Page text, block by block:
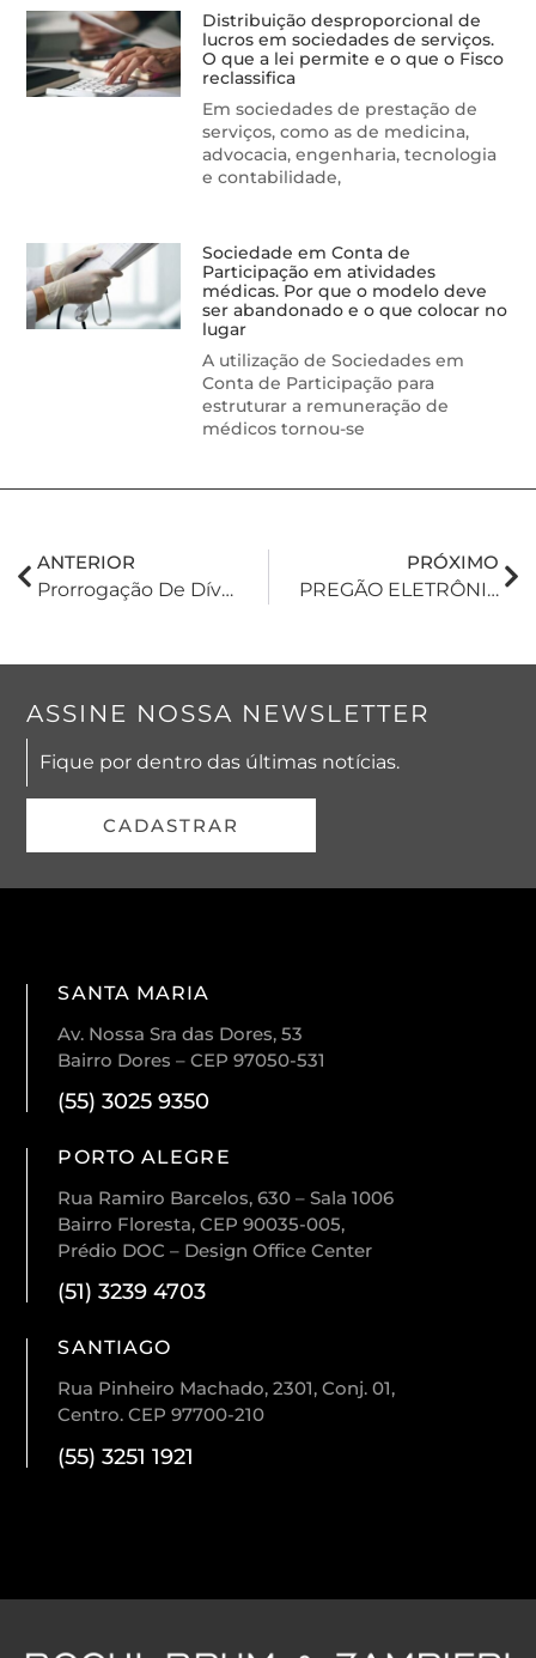
Distribuição desproporcional de
lucros em sociedades de serviços.
O que a lei permite e o que o Fisco
reclassifica
Em sociedades de prestação de
serviços, como as de medicina,
advocacia, engenharia, tecnologia
e contabilidade,
Sociedade em Conta de
Participação em atividades
médicas. Por que o modelo deve
ser abandonado e o que colocar no
lugar
A utilização de Sociedades em
Conta de Participação para
estruturar a remuneração de
médicos tornou-se
ANTERIOR
Prorrogação De Dívida Rural
PRÓXIMO
PREGÃO ELETRÔNICO: Saiba O Que É, Quais São Os Requisitos E Como Participar
ASSINE NOSSA NEWSLETTER
Fique por dentro das últimas notícias.
CADASTRAR
SANTA MARIA
Av. Nossa Sra das Dores, 53
Bairro Dores – CEP 97050-531
(55) 3025 9350
PORTO ALEGRE
Rua Ramiro Barcelos, 630 – Sala 1006
Bairro Floresta, CEP 90035-005,
Prédio DOC – Design Office Center
(51) 3239 4703
SANTIAGO
Rua Pinheiro Machado, 2301, Conj. 01,
Centro. CEP 97700-210
(55) 3251 1921